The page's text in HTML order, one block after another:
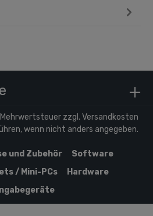
zzgl. Versandkosten
wenn nicht anders angegeben.
und Zubehör
Software
/ Mini-PCs
Hardware